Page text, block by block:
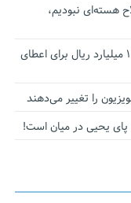
هسته‌ای نبودیم،
آستانه الزام به دریافت صورت های مالی به ۱۰۰ میلیارد ریال برای اعطای
را تغییر می‌دهند
پای یحیی در میان است!